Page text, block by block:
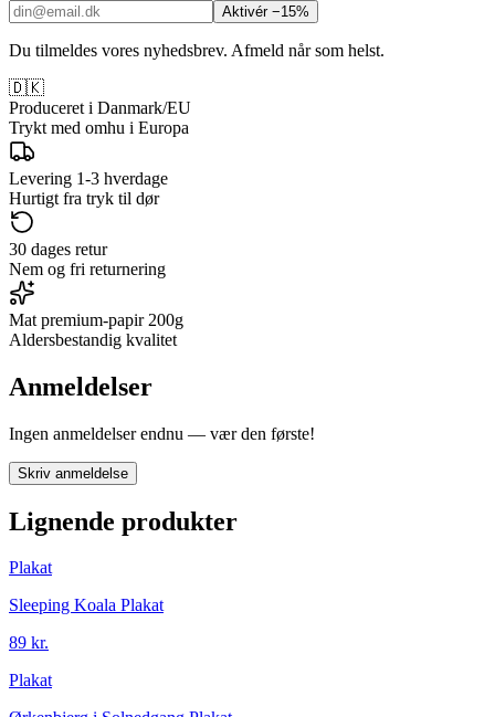
Aktivér −15%
Du tilmeldes vores nyhedsbrev. Afmeld når som helst.
🇩🇰
Produceret i Danmark/EU
Trykt med omhu i Europa
Levering 1-3 hverdage
Hurtigt fra tryk til dør
30 dages retur
Nem og fri returnering
Mat premium-papir 200g
Aldersbestandig kvalitet
Anmeldelser
Ingen anmeldelser endnu — vær den første!
Skriv anmeldelse
Lignende produkter
Plakat
Sleeping Koala Plakat
89 kr.
Plakat